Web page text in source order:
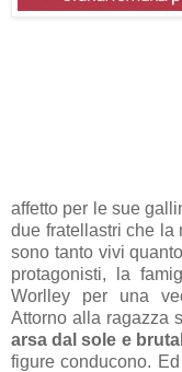
affetto per le sue
due fratellastri che la
sono tanto vivi
protagonisti, la
Worlley per una
Attorno alla ragazza
arsa dal sole e
figure conducono.